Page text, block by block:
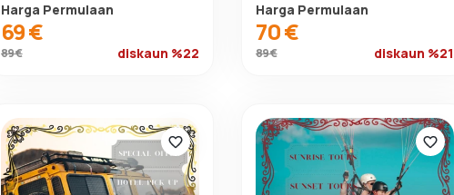
Harga Permulaan
69 €
89 € diskaun %22
Harga Permulaan
70 €
89 € diskaun %21